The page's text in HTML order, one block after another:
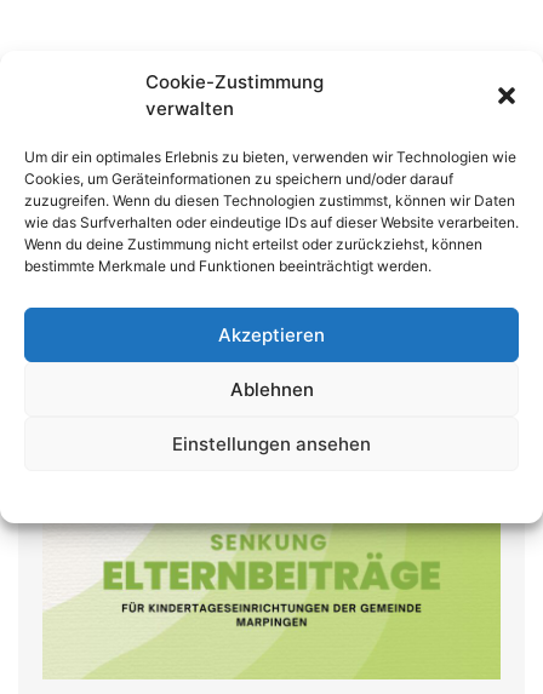
Cookie-Zustimmung
verwalten
Um dir ein optimales Erlebnis zu bieten, verwenden wir Technologien wie
Cookies, um Geräteinformationen zu speichern und/oder darauf
zuzugreifen. Wenn du diesen Technologien zustimmst, können wir Daten
wie das Surfverhalten oder eindeutige IDs auf dieser Website verarbeiten.
Wenn du deine Zustimmung nicht erteilst oder zurückziehst, können
bestimmte Merkmale und Funktionen beeinträchtigt werden.
Akzeptieren
Ablehnen
Einstellungen ansehen